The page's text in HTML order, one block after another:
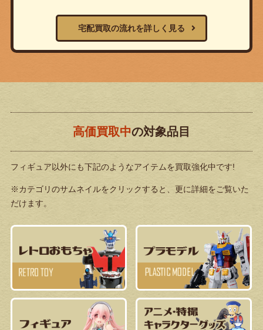
宅配買取の流れを詳しく見る
高価買取中の対象品目
フィギュア以外にも下記のようなアイテムを買取強化中です!
※カテゴリのサムネイルをクリックすると、更に詳細をご覧いた
だけます。